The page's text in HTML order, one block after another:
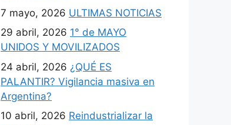
7 mayo, 2026 ULTIMAS NOTICIAS
29 abril, 2026 1° de MAYO
UNIDOS Y MOVILIZADOS
24 abril, 2026 ¿QUÉ ES
PALANTIR? Vigilancia masiva en
Argentina?
10 abril, 2026 Reindustrializar la